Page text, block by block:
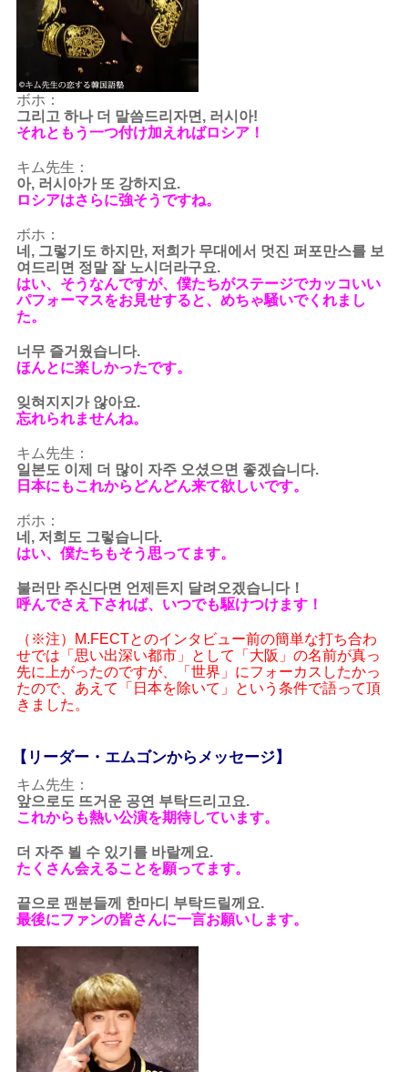
ボホ：
그리고 하나 더 말씀드리자면, 러시아!
それともう一つ付け加えればロシア！
キム先生：
아, 러시아가 또 강하지요.
ロシアはさらに強そうですね。
ボホ：
네, 그렇기도 하지만, 저희가 무대에서 멋진 퍼포만스를 보
여드리면 정말 잘 노시더라구요.
はい、そうなんですが、僕たちがステージでカッコいい
パフォーマスをお見せすると、めちゃ騒いでくれまし
た。
너무 즐거웠습니다.
ほんとに楽しかったです。
잊혀지지가 않아요.
忘れられませんね。
キム先生：
일본도 이제 더 많이 자주 오셨으면 좋겠습니다.
日本にもこれからどんどん来て欲しいです。
ボホ：
네, 저희도 그렇습니다.
はい、僕たちもそう思ってます。
불러만 주신다면 언제든지 달려오겠습니다！
呼んでさえ下されば、いつでも駆けつけます！
（※注）M.FECTとのインタビュー前の簡単な打ち合わ
せでは「思い出深い都市」として「大阪」の名前が真っ
先に上がったのですが、「世界」にフォーカスしたかっ
たので、あえて「日本を除いて」という条件で語って頂
きました。
【リーダー・エムゴンからメッセージ】
キム先生：
앞으로도 뜨거운 공연 부탁드리고요.
これからも熱い公演を期待しています。
더 자주 뵐 수 있기를 바랄께요.
たくさん会えることを願ってます。
끝으로 팬분들께 한마디 부탁드릴께요.
最後にファンの皆さんに一言お願いします。